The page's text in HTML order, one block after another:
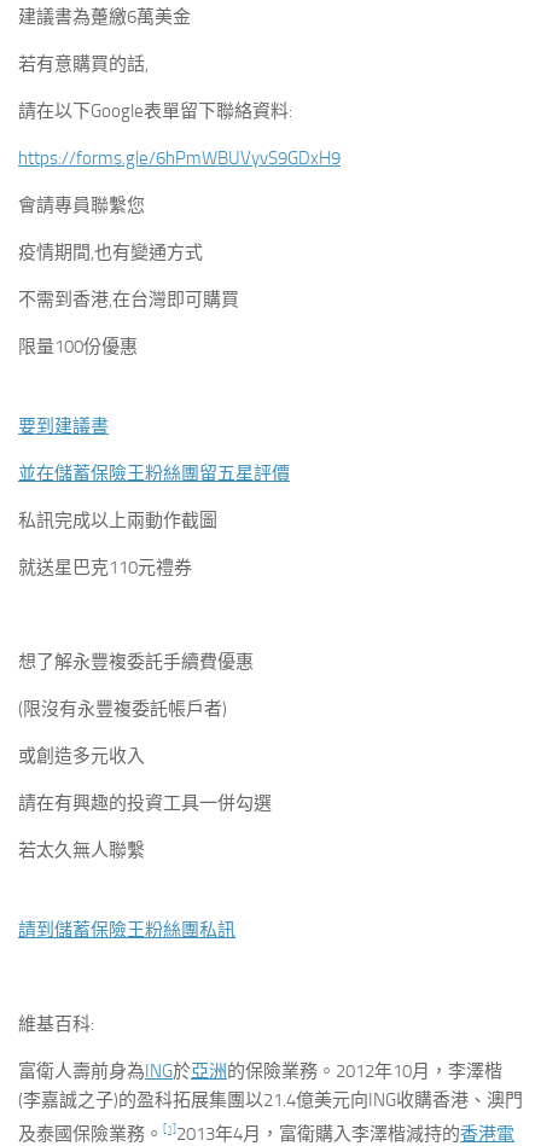
建議書為躉繳6萬美金
若有意購買的話,
請在以下Google表單留下聯絡資料:
https://forms.gle/6hPmWBUVyvS9GDxH9
會請專員聯繫您
疫情期間,也有變通方式
不需到香港,在台灣即可購買
限量100份優惠
要到建議書
並在儲蓄保險王粉絲團留五星評價
私訊完成以上兩動作截圖
就送星巴克110元禮券
想了解永豐複委託手續費優惠
(限沒有永豐複委託帳戶者)
或創造多元收入
請在有興趣的投資工具一併勾選
若太久無人聯繫
請到儲蓄保險王粉絲團私訊
維基百科:
富衛人壽前身為ING於亞洲的保險業務。2012年10月，李澤楷
(李嘉誠之子)的盈科拓展集團以21.4億美元向ING收購香港、澳門
及泰國保險業務。 [1]2013年4月，富衛購入李澤楷減持的香港電